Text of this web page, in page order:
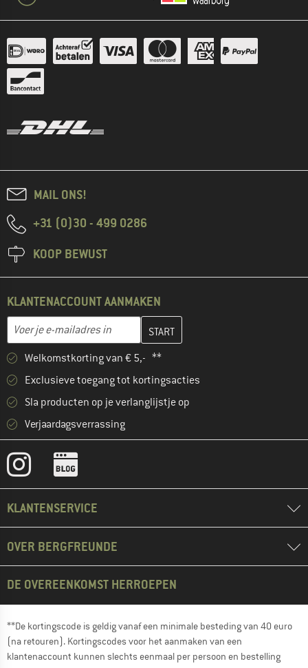
MAIL ONS!
+31 (0)30 - 499 0286
KOOP BEWUST
KLANTENACCOUNT AANMAKEN
E-mailadres
Vul je e-mailadres hier in en maak in de volgende stap je
Welkomstkorting van € 5,- **
Exclusieve toegang tot kortingsacties
Sla producten op je verlanglijstje op
Verjaardagsverrassing
KLANTENSERVICE
OVER BERGFREUNDE
DE OVEREENKOMST HERROEPEN
**De kortingscode is geldig vanaf een minimale besteding van 40 euro
(na retouren). Kortingscodes voor het aanmaken van een
klantenaccount kunnen slechts eenmaal per persoon en bestelling